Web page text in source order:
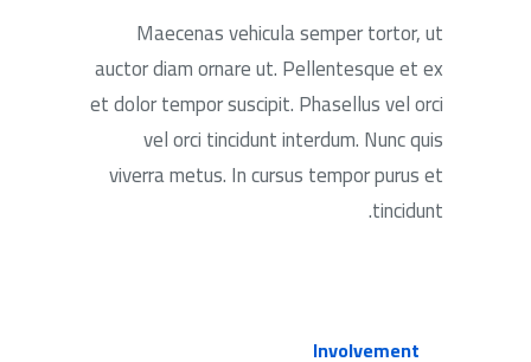
Maecenas vehicula semper tortor, ut
auctor diam ornare ut. Pellentesque et ex
et dolor tempor suscipit. Phasellus vel orci
vel orci tincidunt interdum. Nunc quis
viverra metus. In cursus tempor purus et
tincidunt.
Involvement